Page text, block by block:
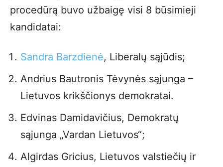
procedūrą buvo užbaigę visi 8 būsimieji
kandidatai:
Sandra Barzdienė, Liberalų sąjūdis;
Andrius Bautronis Tėvynės sąjunga –
Lietuvos krikščionys demokratai.
Edvinas Damidavičius, Demokratų
sąjunga „Vardan Lietuvos“;
Algirdas Gricius, Lietuvos valstiečių ir